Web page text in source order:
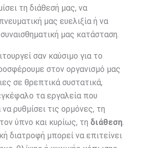
τη διάθεσή μας, να
μας ευελιξία ή να
μας κατάσταση.
σαν καύσιμο για το
στον οργανισμό μας
σε θρεπτικά συστατικά,
τα εργαλεία που
να ρυθμίσει τις ορμόνες, τη
ύπνο και κυρίως, τη διάθεση.
διατροφή μπορεί να επιτείνει